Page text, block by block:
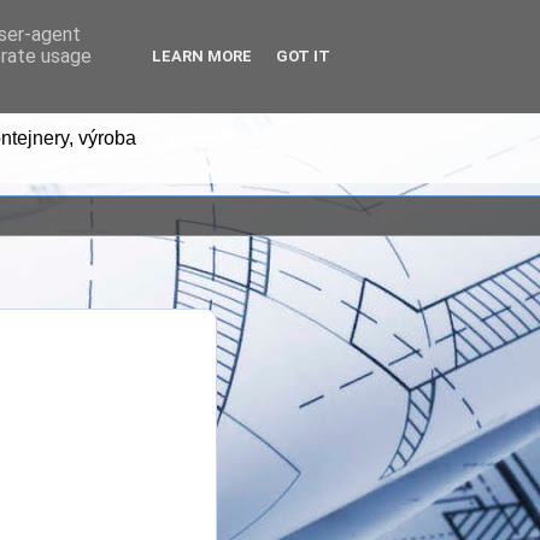
výroba
agent
usage
LEARN MORE GOT IT